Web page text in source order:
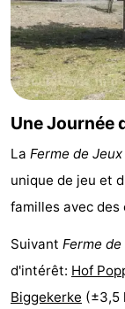
guidées
Sports
-
Piscines
-
du
vélo
Randonnée
-
Équitation
-
de
Peche
-
Une Journée
La Ferme de
unique de jeu et
familles avec des
Suivant Ferme
d'intérêt: Hof
Biggekerke (±3,5